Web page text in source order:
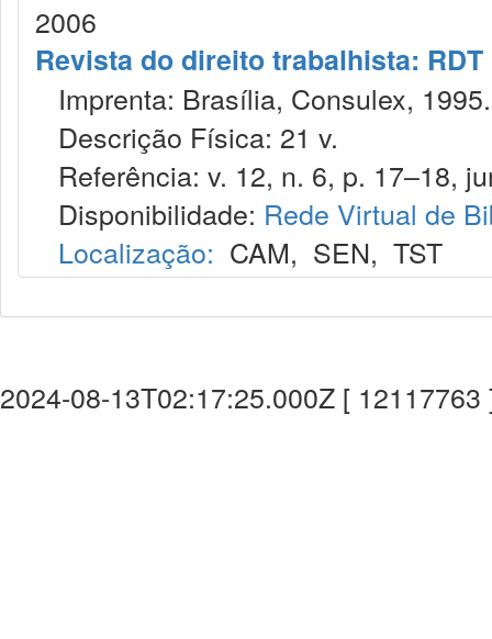
2006
Revista do direito trabalhista: RDT
Imprenta: Brasília, Consulex, 1995.
Descrição Física: 21 v.
Referência: v. 12, n. 6, p. 17–18,
Disponibilidade: Rede Virtual de
Localização: CAM, SEN, TST
2024-08-13T02:17:25.000Z [ 12117763